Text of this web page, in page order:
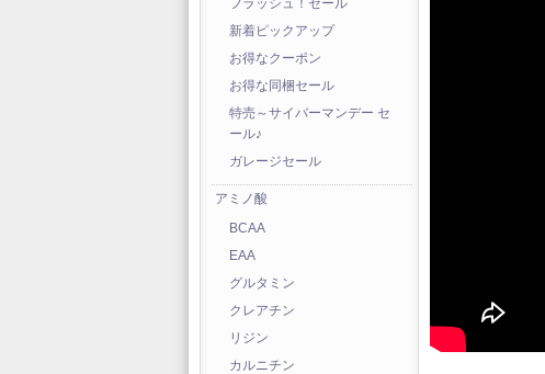
フラッシュ！セール
新着ピックアップ
お得なクーポン
お得な同梱セール
特売～サイバーマンデー セ
ール♪
ガレージセール
アミノ酸
BCAA
EAA
グルタミン
クレアチン
リジン
カルニチン